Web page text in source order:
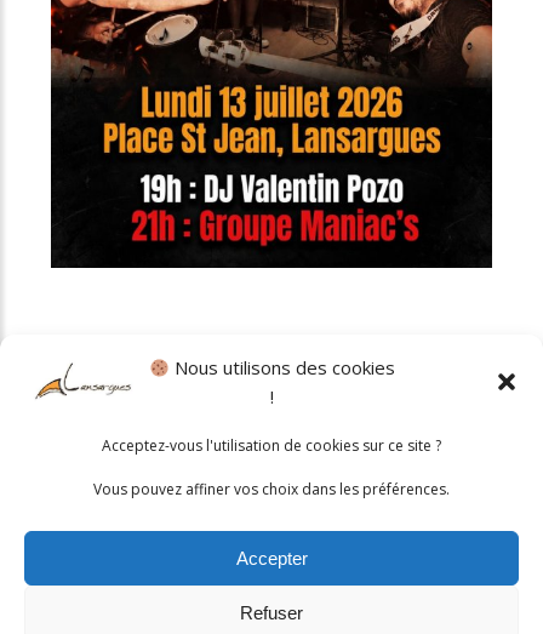
Nous utilisons des cookies
!
Acceptez-vous l'utilisation de cookies sur ce site ?
Vous pouvez affiner vos choix dans les préférences.
Accepter
Refuser
Politique cookies•Mentions légales